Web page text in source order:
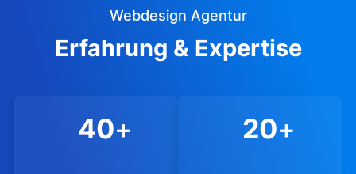
Webdesign Agentur
Erfahrung & Expertise
40+ 20+